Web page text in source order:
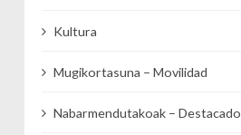
Kultura
Mugikortasuna – Movilidad
Nabarmendutakoak – Destacado